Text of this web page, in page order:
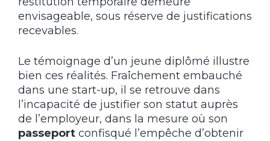
envisageable, sous réserve de justifications
recevables.
Le témoignage d’un jeune diplômé illustre
bien ces réalités. Fraîchement embauché
dans une start-up, il se retrouve dans
l’incapacité de justifier son statut auprès
de l’employeur, dans la mesure où son
passeport confisqué l’empêche d’obtenir